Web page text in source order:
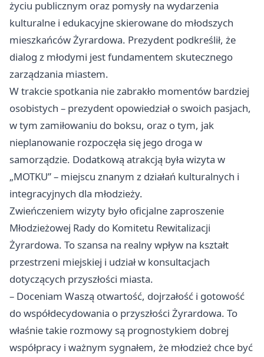
życiu publicznym oraz pomysły na wydarzenia
kulturalne i edukacyjne skierowane do młodszych
mieszkańców Żyrardowa. Prezydent podkreślił, że
dialog z młodymi jest fundamentem skutecznego
zarządzania miastem.
W trakcie spotkania nie zabrakło momentów bardziej
osobistych – prezydent opowiedział o swoich pasjach,
w tym zamiłowaniu do boksu, oraz o tym, jak
nieplanowanie rozpoczęła się jego droga w
samorządzie. Dodatkową atrakcją była wizyta w
„MOTKU” – miejscu znanym z działań kulturalnych i
integracyjnych dla młodzieży.
Zwieńczeniem wizyty było oficjalne zaproszenie
Młodzieżowej Rady do Komitetu Rewitalizacji
Żyrardowa. To szansa na realny wpływ na kształt
przestrzeni miejskiej i udział w konsultacjach
dotyczących przyszłości miasta.
– Doceniam Waszą otwartość, dojrzałość i gotowość
do współdecydowania o przyszłości Żyrardowa. To
właśnie takie rozmowy są prognostykiem dobrej
współpracy i ważnym sygnałem, że młodzież chce być